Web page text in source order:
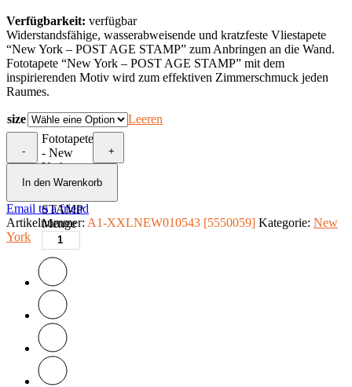
Verfügbarkeit: verfügbar
Widerstandsfähige, wasserabweisende und kratzfeste Vliestapete
“New York – POST AGE STAMP” zum Anbringen an die Wand.
Fototapete “New York – POST AGE STAMP” mit dem
inspirierenden Motiv wird zum effektiven Zimmerschmuck jeden
Raumes.
size Leeren
-
Fototapete
- New
York -
POST
STAMP
Menge
+
In den Warenkorb
Email to a friend
Artikelnummer: A1-XXLNEW010543 [5550059] Kategorie: New
York